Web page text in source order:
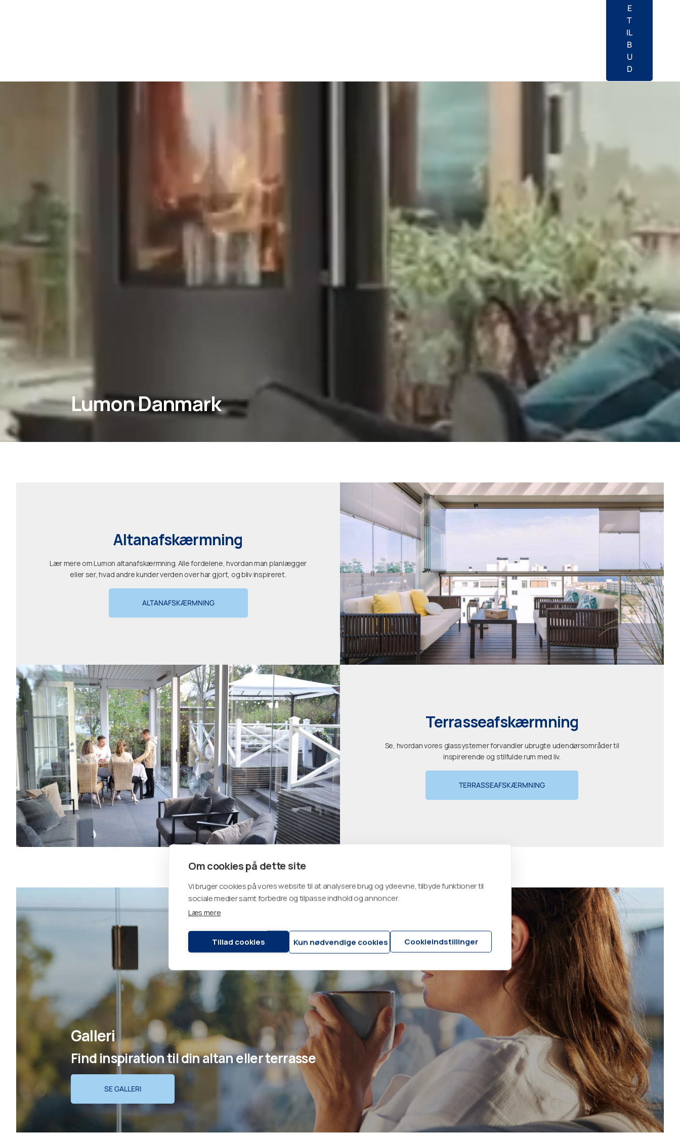
Om cookies på dette site
Vi bruger cookies på vores website til at analysere brug og ydeevne, tilbyde funktioner til
sociale medier samt forbedre og tilpasse indhold og annoncer.
Læs mere
Tillad cookies Kun nødvendige cookies Cookieindstillinger
E
T
IL
B
U
D
Lumon Danmark
Altanafskærmning
Lær mere om Lumon altanafskærmning. Alle fordelene, hvordan man planlægger
eller ser, hvad andre kunder verden over har gjort, og bliv inspireret.
ALTANAFSKÆRMNING
Terrasseafskærmning
Se, hvordan vores glassystemer forvandler ubrugte udendørsområder til
inspirerende og stilfulde rum med liv.
TERRASSEAFSKÆRMNING
Galleri
Find inspiration til din altan eller terrasse
SE GALLERI